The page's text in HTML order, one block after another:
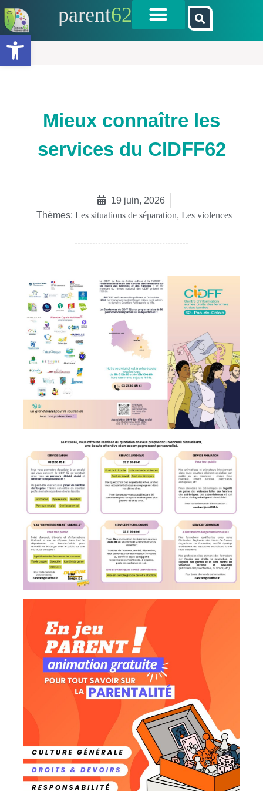
Ouvrir la barre d’outils
parent62
Mieux connaître les
services du CIDFF62
19 juin, 2026
Thèmes: Les situations de séparation, Les violences